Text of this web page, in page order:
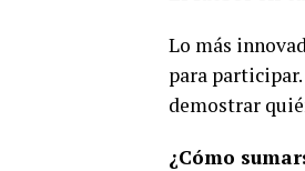
Lo más
para
demostrar
¿Cómo